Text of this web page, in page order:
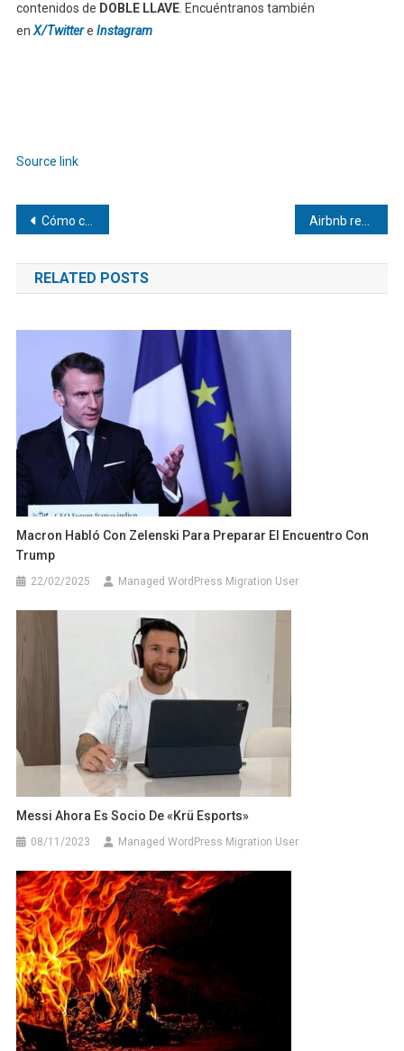
contenidos de DOBLE LLAVE. Encuéntranos también
enX/Twittere Instagram
Source link
Navegación
de
entradas
Cómo crear un diario de gratitud (y por qué es buena idea hacerlo en familia) Airbnb reconoce a “Las Pioneras del Mundial Femenil de 1971” y refuerza su compromiso con un mundial más inclusivo y social en México
RELATED POSTS
Macron Habló Con Zelenski Para Preparar El Encuentro Con
Trump
22/02/2025 Managed WordPress Migration User
Messi Ahora Es Socio De «Krü Esports»
08/11/2023 Managed WordPress Migration User